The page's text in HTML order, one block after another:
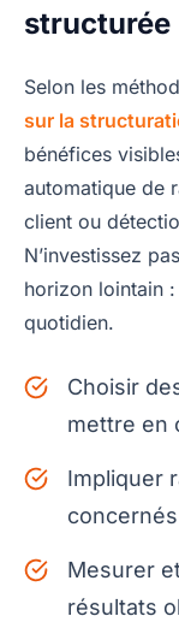
structurée
Selon les
sur la
bénéfices
automatique de
client ou
N’investissez
horizon lointain
quotidien.
Choisir
mettre en
Impliquer
concernés
Mesurer
résultats